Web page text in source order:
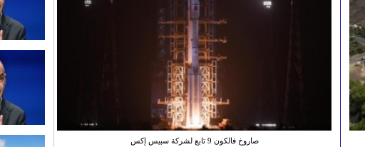
صاروخ فالكون 9 تابع لشركة سبيس إكس